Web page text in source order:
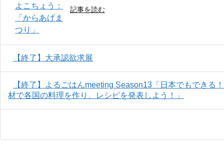
記事を読む
【終了】大承認欲求展
【終了】よるごはんmeeting Season13「日本でもできる
材で各国の料理を作り、レシピを発表しよう！」